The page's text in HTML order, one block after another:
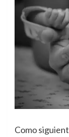
Como